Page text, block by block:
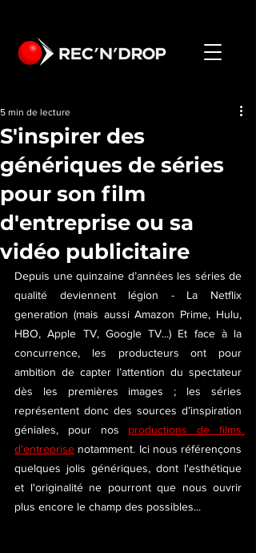
S'inspirer des
génériques de séries
pour son film
d'entreprise ou sa
vidéo publicitaire
5 min de lecture
Depuis une quinzaine d’années les séries de
qualité deviennent légion - La Netflix
generation (mais aussi Amazon Prime, Hulu,
HBO, Apple TV, Google TV...) Et face à la
concurrence, les producteurs ont pour
ambition de capter l’attention du spectateur
dès les premières images ; les séries
représentent donc des sources d’inspiration
géniales, pour nos productions de films
d'entreprise notamment. Ici nous référençons
quelques jolis génériques, dont l'esthétique
et l'originalité ne pourront que nous ouvrir
plus encore le champ des possibles...